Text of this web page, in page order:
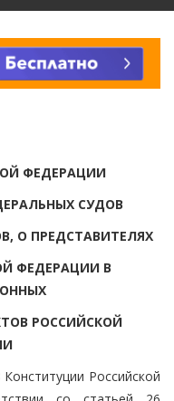
ФЕДЕРАЦИИ
СУДОВ
О ПРЕДСТАВИТЕЛЯХ
ФЕДЕРАЦИИ В
РОССИЙСКОЙ
Российской